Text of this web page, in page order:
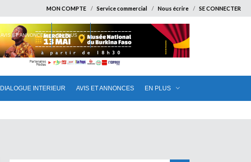
MON COMPTE Service commercial Nous écrire SE CONNECTER
DIALOGUE INTERIEUR AVIS ET ANNONCES EN PLUS
AVIS ET ANNONCES EN PLUS